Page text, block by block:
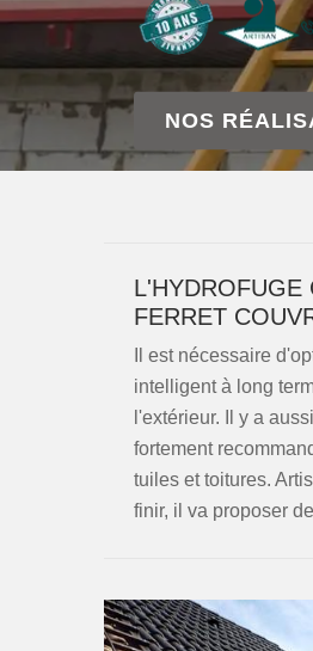
NOS
L'HYDROFUGE
FERRET
Il est nécessaire
intelligent à long
l'extérieur. Il y a
fortement
tuiles et toitures.
finir, il va proposer